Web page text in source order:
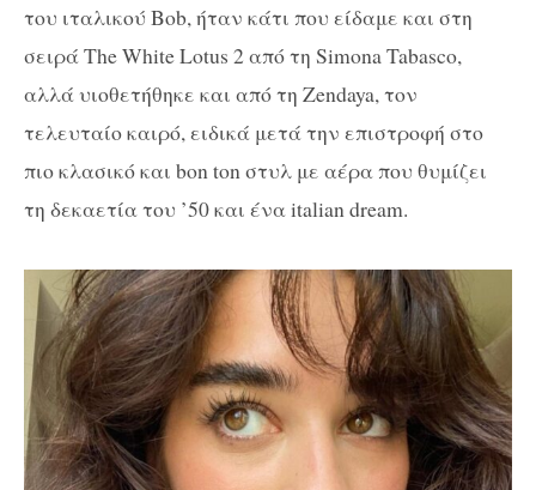
του ιταλικού Bob, ήταν κάτι που είδαμε και στη
σειρά The White Lotus 2 από τη Simona Tabasco,
αλλά υιοθετήθηκε και από τη Zendaya, τον
τελευταίο καιρό, ειδικά μετά την επιστροφή στο
πιο κλασικό και bon ton στυλ με αέρα που θυμίζει
τη δεκαετία του ’50 και ένα italian dream.